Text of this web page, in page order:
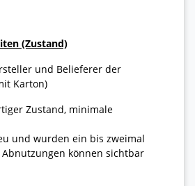
(Zustand)
und Belieferer der
Karton)
Zustand, minimale
und wurden ein bis zweimal
können sichtbar